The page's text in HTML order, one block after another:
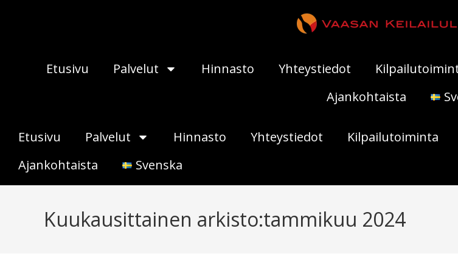
Etusivu Palvelut Hinnasto Yhteystiedot
Ajankohtaista
Etusivu Palvelut Hinnasto Yhteystiedot Kilpailutoiminta
Ajankohtaista
Svenska
Kuukausittainen arkisto:tammikuu 2024